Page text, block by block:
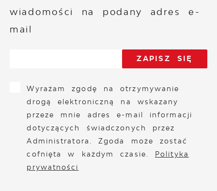
wiadomości na podany adres e-
mail
Wyrażam zgodę na otrzymywanie
drogą elektroniczną na wskazany
przeze mnie adres e-mail informacji
dotyczących świadczonych przez
Administratora. Zgoda może zostać
cofnięta w każdym czasie. Polityka
prywatności